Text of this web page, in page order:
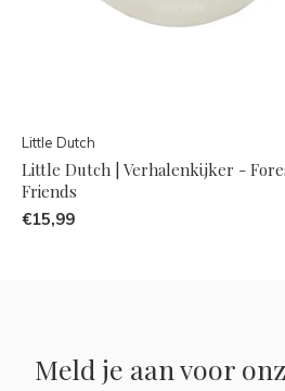
Little Dutch
Little Dutch | Verhalenkijker -
Friends
€15,99
Meld je aan voor